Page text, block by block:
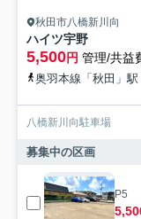
秋田市八橋新川向
ハイツ宇野
5,500円 管理/共益
奥羽本線「秋田」
八橋新川向駐車場
募集中の区画
P5